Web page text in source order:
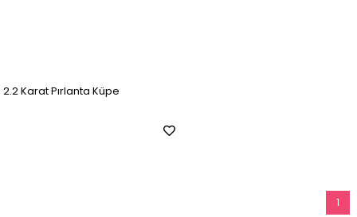
2.2 Karat Pırlanta Küpe
1